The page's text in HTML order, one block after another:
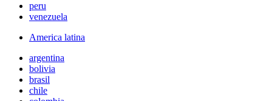
peru
venezuela
America latina
argentina
bolivia
brasil
chile